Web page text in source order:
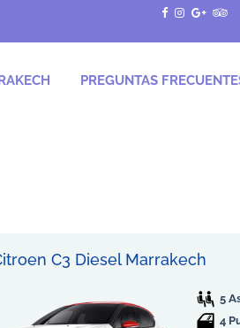
PREGUNTAS
C3 Diesel Marrakech
5
4